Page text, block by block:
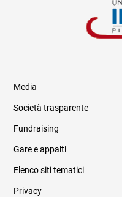
Informazioni
Media
Società trasparente
Fundraising
Gare e appalti
Elenco siti tematici
Privacy